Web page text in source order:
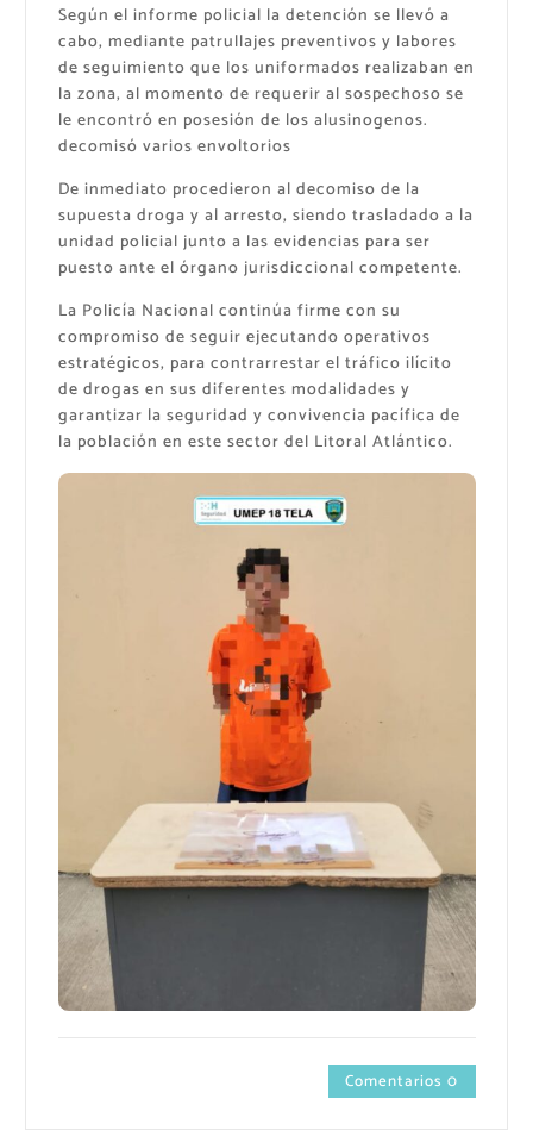
Según el informe policial la detención se llevó a
cabo, mediante patrullajes preventivos y labores
de seguimiento que los uniformados realizaban en
la zona, al momento de requerir al sospechoso se
le encontró en posesión de los alusinogenos.
decomisó varios envoltorios
De inmediato procedieron al decomiso de la
supuesta droga y al arresto, siendo trasladado a la
unidad policial junto a las evidencias para ser
puesto ante el órgano jurisdiccional competente.
La Policía Nacional continúa firme con su
compromiso de seguir ejecutando operativos
estratégicos, para contrarrestar el tráfico ilícito
de drogas en sus diferentes modalidades y
garantizar la seguridad y convivencia pacífica de
la población en este sector del Litoral Atlántico.
Comentarios 0